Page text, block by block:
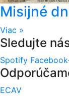
Misijné
Viac »
Sledujte
Spotify
ECAV